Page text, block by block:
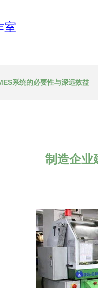
室
系统的必要性与深远效益
制造企业